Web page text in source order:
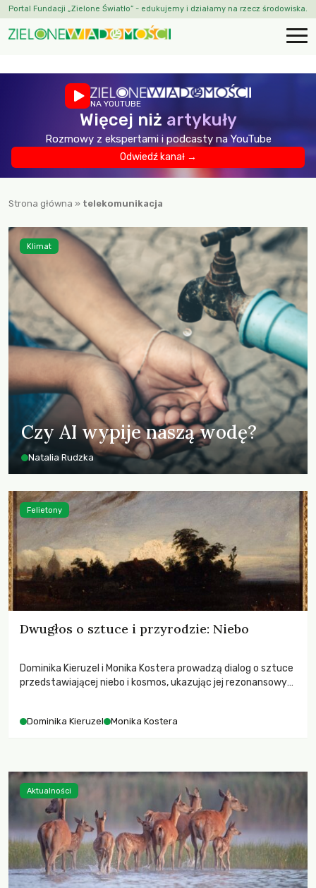
Portal Fundacji „Zielone Światło” - edukujemy i działamy na rzecz środowiska.
NA YOUTUBE
Więcej niż artykuły
Rozmowy z ekspertami i podcasty na YouTube
Odwiedź kanał →
Strona główna » telekomunikacja
Czy AI wypije naszą wodę?
Natalia Rudzka
Klimat
Dwugłos o sztuce i przyrodzie: Niebo
Dominika Kieruzel i Monika Kostera prowadzą dialog o sztuce
przedstawiającej niebo i kosmos, ukazując jej rezonansowy
Dominika Kieruzel Monika Kostera
Felietony
Aktualności